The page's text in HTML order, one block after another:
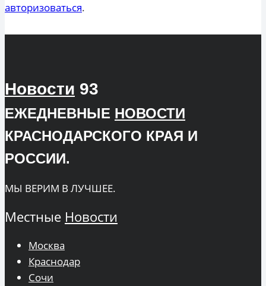
авторизоваться.
Новости 93
ЕЖЕДНЕВНЫЕ НОВОСТИ
КРАСНОДАРСКОГО КРАЯ И
РОССИИ.
МЫ ВЕРИМ В ЛУЧШЕЕ.
Местные Новости
Москва
Краснодар
Сочи